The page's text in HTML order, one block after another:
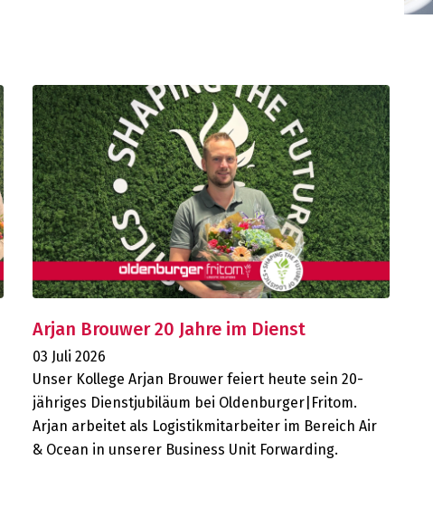
Arjan Brouwer 20 Jahre im Dienst
03 Juli 2026
Unser Kollege Arjan Brouwer feiert heute sein 20-
jähriges Dienstjubiläum bei Oldenburger|Fritom.
Arjan arbeitet als Logistikmitarbeiter im Bereich Air
& Ocean in unserer Business Unit Forwarding.